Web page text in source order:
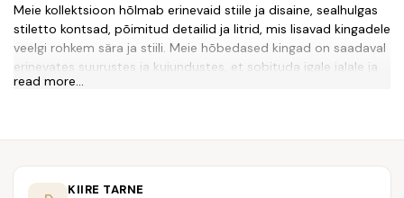
Meie kollektsioon hõlmab erinevaid stiile ja disaine, sealhulgas
stiletto kontsad, põimitud detailid ja litrid, mis lisavad kingadele
veelgi rohkem sära ja stiili. Meie hõbedased kingad on saadaval
erinevates suurustes ja kujundustes, et sobituda igale jalale ja
stiilile.
hooldada. Nad sobivad hästi erinevate riiete ja aksessuaaridega
ning kindlasti pööravad kõigi tähelepanu just sinu jalatsitele.
read more...
KIIRE TARNE